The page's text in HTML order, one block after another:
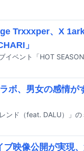
Trxxxper、X
」
ボ、男女の感情が
ブ映像公開が実現